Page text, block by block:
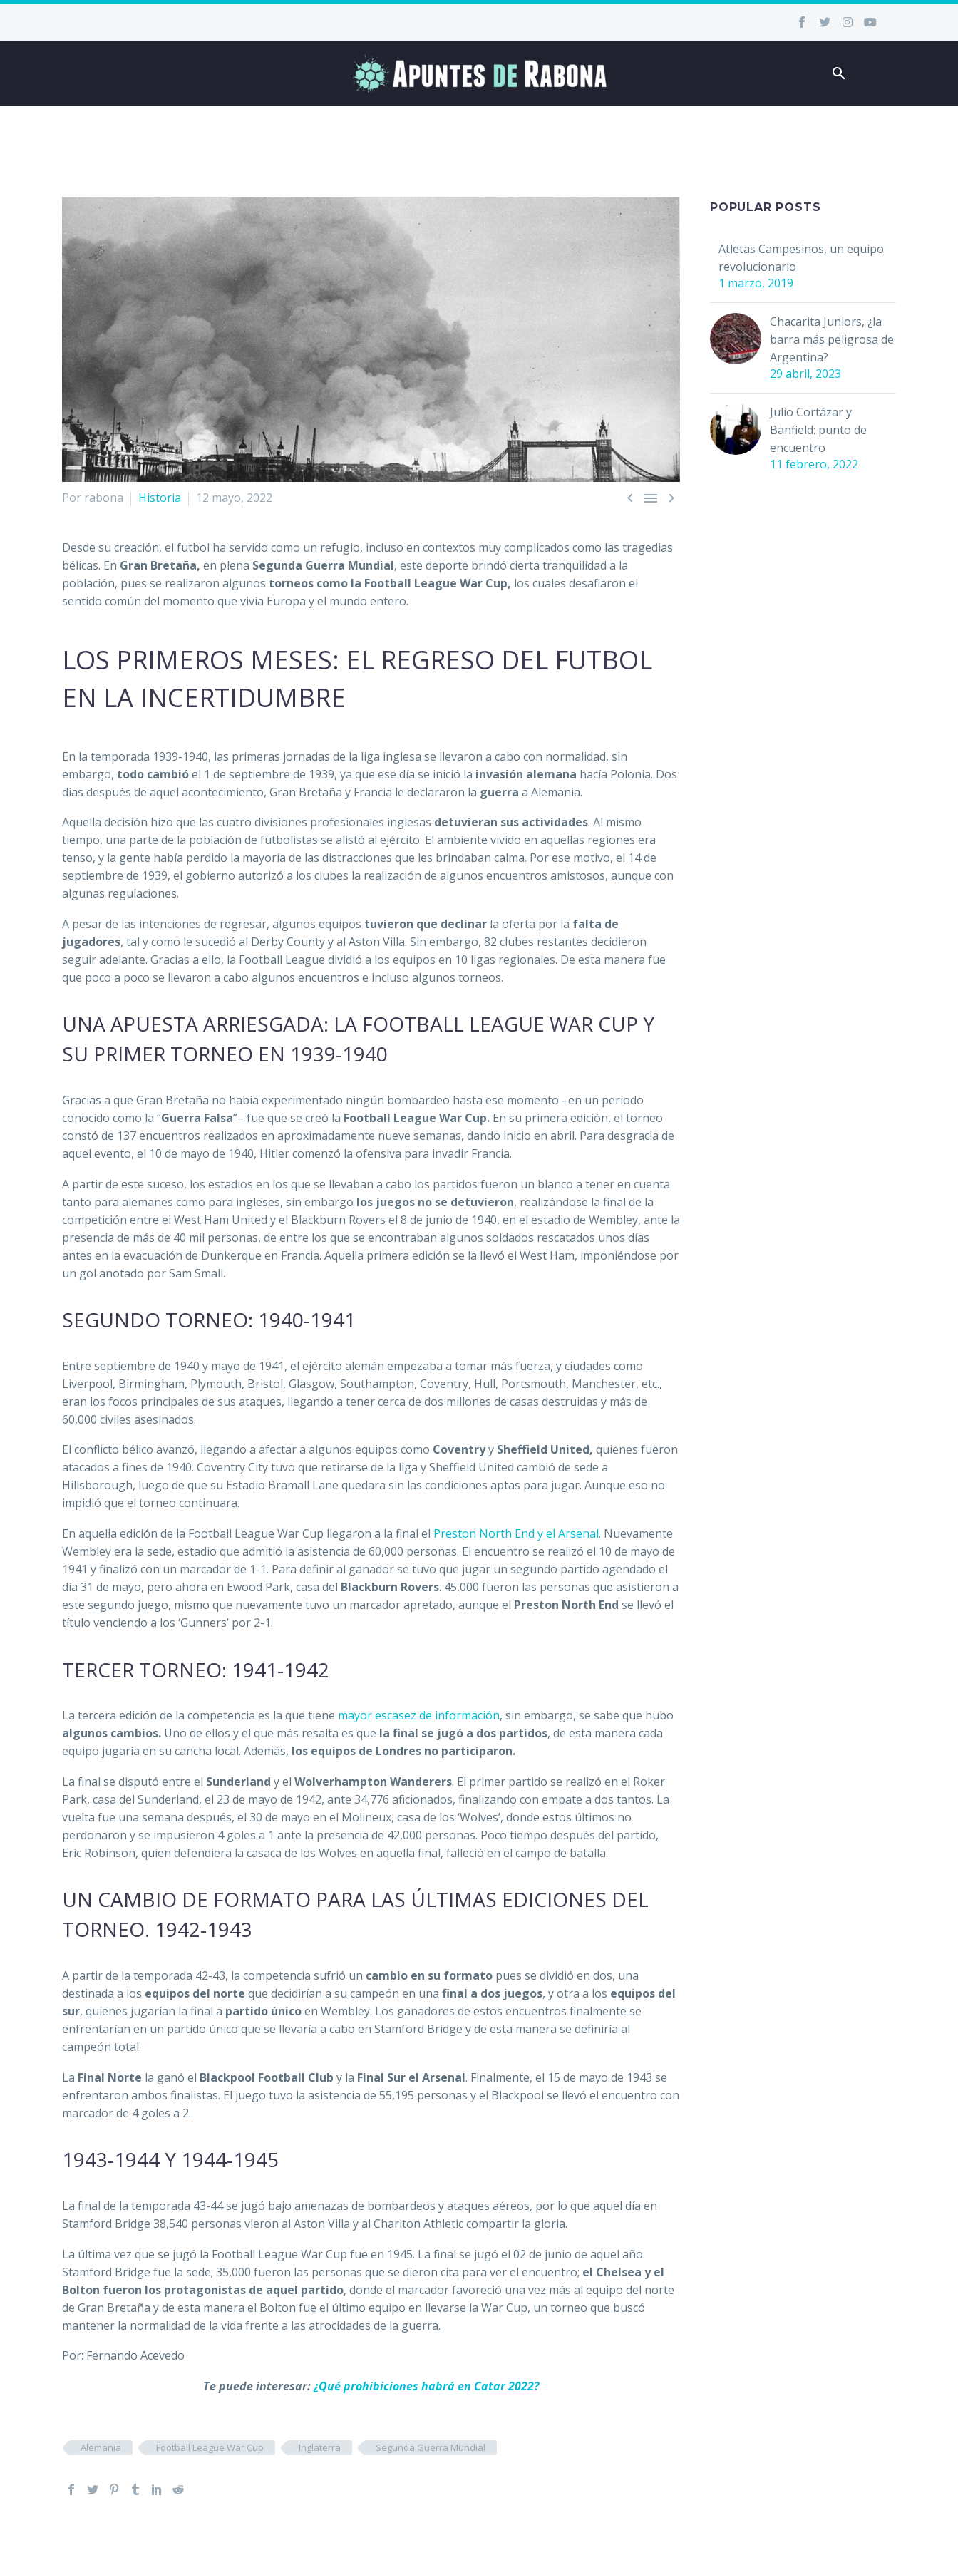
  
Por rabona Historia 12 mayo, 2022
Desde su creación, el futbol ha servido como un refugio, incluso en contextos muy complicados como las tragedias
bélicas. En Gran Bretaña, en plena Segunda Guerra Mundial, este deporte brindó cierta tranquilidad a la
población, pues se realizaron algunos torneos como la Football League War Cup, los cuales desafiaron el
sentido común del momento que vivía Europa y el mundo entero.
LOS PRIMEROS MESES: EL REGRESO DEL FUTBOL
EN LA INCERTIDUMBRE
En la temporada 1939-1940, las primeras jornadas de la liga inglesa se llevaron a cabo con normalidad, sin
embargo, todo cambióel 1 de septiembre de 1939, ya que ese día se inició la invasión alemana hacía Polonia. Dos
días después de aquel acontecimiento, Gran Bretaña y Francia le declararon la guerra a Alemania.
Aquella decisión hizo que las cuatro divisiones profesionales inglesas detuvieran sus actividades. Al mismo
tiempo, una parte de la población de futbolistas se alistó al ejército. El ambiente vivido en aquellas regiones era
tenso, y la gente había perdido la mayoría de las distracciones que les brindaban calma. Por ese motivo, el 14 de
septiembre de 1939, el gobierno autorizó a los clubes la realización de algunos encuentros amistosos, aunque con
algunas regulaciones.
A pesar de las intenciones de regresar, algunos equipos tuvieron que declinar la oferta por la falta de
jugadores, tal y como le sucedió al Derby County y al Aston Villa. Sin embargo, 82 clubes restantes decidieron
seguir adelante. Gracias a ello, la Football League dividió a los equipos en 10 ligas regionales. De esta manera fue
que poco a poco se llevaron a cabo algunos encuentros e incluso algunos torneos.
UNA APUESTA ARRIESGADA: LA FOOTBALL LEAGUE WAR CUP Y
SU PRIMER TORNEO EN 1939-1940
Gracias a que Gran Bretaña no había experimentado ningún bombardeo hasta ese momento –en un periodo
conocido como la “Guerra Falsa”– fue que se creó la Football League War Cup. En su primera edición, el torneo
constó de 137 encuentros realizados en aproximadamente nueve semanas, dando inicio en abril. Para desgracia de
aquel evento, el 10 de mayo de 1940, Hitler comenzó la ofensiva para invadir Francia.
A partir de este suceso, los estadios en los que se llevaban a cabo los partidos fueron un blanco a tener en cuenta
tanto para alemanes como para ingleses, sin embargo los juegos no se detuvieron, realizándose la final de la
competición entre el West Ham United y el Blackburn Rovers el 8 de junio de 1940, en el estadio de Wembley, ante la
presencia de más de 40 mil personas, de entre los que se encontraban algunos soldados rescatados unos días
antes en la evacuación de Dunkerque en Francia. Aquella primera edición se la llevó el West Ham, imponiéndose por
un gol anotado por Sam Small.
SEGUNDO TORNEO: 1940-1941
Entre septiembre de 1940 y mayo de 1941, el ejército alemán empezaba a tomar más fuerza, y ciudades como
Liverpool, Birmingham, Plymouth, Bristol, Glasgow, Southampton, Coventry, Hull, Portsmouth, Manchester, etc.,
eran los focos principales de sus ataques, llegando a tener cerca de dos millones de casas destruidas y más de
60,000 civiles asesinados.
El conflicto bélico avanzó, llegando a afectar a algunos equipos como Coventryy Sheffield United, quienes fueron
atacados a fines de 1940. Coventry City tuvo que retirarse de la liga y Sheffield United cambió de sede a
Hillsborough, luego de que su Estadio Bramall Lane quedara sin las condiciones aptas para jugar. Aunque eso no
impidió que el torneo continuara.
En aquella edición de la Football League War Cup llegaron a la final el Preston North End y el Arsenal. Nuevamente
Wembley era la sede, estadio que admitió la asistencia de 60,000 personas. El encuentro se realizó el 10 de mayo de
1941 y finalizó con un marcador de 1-1. Para definir al ganador se tuvo que jugar un segundo partido agendado el
día 31 de mayo, pero ahora en Ewood Park, casa del Blackburn Rovers. 45,000 fueron las personas que asistieron a
este segundo juego, mismo que nuevamente tuvo un marcador apretado, aunque el Preston North End se llevó el
título venciendo a los ‘Gunners’ por 2-1.
TERCER TORNEO: 1941-1942
La tercera edición de la competencia es la que tiene mayor escasez de información, sin embargo, se sabe que hubo
algunos cambios. Uno de ellos y el que más resalta es que la final se jugó a dos partidos, de esta manera cada
equipo jugaría en su cancha local. Además, los equipos de Londres no participaron.
La final se disputó entre el Sunderland y el Wolverhampton Wanderers. El primer partido se realizó en el Roker
Park, casa del Sunderland, el 23 de mayo de 1942, ante 34,776 aficionados, finalizando con empate a dos tantos. La
vuelta fue una semana después, el 30 de mayo en el Molineux, casa de los ‘Wolves’, donde estos últimos no
perdonaron y se impusieron 4 goles a 1 ante la presencia de 42,000 personas. Poco tiempo después del partido,
Eric Robinson, quien defendiera la casaca de los Wolves en aquella final, falleció en el campo de batalla.
UN CAMBIO DE FORMATO PARA LAS ÚLTIMAS EDICIONES DEL
TORNEO. 1942-1943
A partir de la temporada 42-43, la competencia sufrió un cambio en su formato pues se dividió en dos, una
destinada a los equipos del norte que decidirían a su campeón en una final a dos juegos, y otra a los equipos del
sur, quienes jugarían la final a partido únicoen Wembley. Los ganadores de estos encuentros finalmente se
enfrentarían en un partido único que se llevaría a cabo en Stamford Bridge y de esta manera se definiría al
campeón total.
La Final Norte la ganó el Blackpool Football Club y la Final Sur el Arsenal. Finalmente, el 15 de mayo de 1943 se
enfrentaron ambos finalistas. El juego tuvo la asistencia de 55,195 personas y el Blackpool se llevó el encuentro con
marcador de 4 goles a 2.
1943-1944 Y 1944-1945
La final de la temporada 43-44 se jugó bajo amenazas de bombardeos y ataques aéreos, por lo que aquel día en
Stamford Bridge 38,540 personas vieron al Aston Villa y al Charlton Athletic compartir la gloria.
La última vez que se jugó la Football League War Cup fue en 1945. La final se jugó el 02 de junio de aquel año.
Stamford Bridge fue la sede; 35,000 fueron las personas que se dieron cita para ver el encuentro; el Chelsea y el
Bolton fueron los protagonistas de aquel partido, donde el marcador favoreció una vez más al equipo del norte
de Gran Bretaña y de esta manera el Bolton fue el último equipo en llevarse la War Cup, un torneo que buscó
mantener la normalidad de la vida frente a las atrocidades de la guerra.
Por: Fernando Acevedo
Te puede interesar:¿Qué prohibiciones habrá en Catar 2022?
Alemania Football League War Cup Inglaterra Segunda Guerra Mundial
POPULAR POSTS
Atletas Campesinos, un equipo
revolucionario
1 marzo, 2019
Chacarita Juniors, ¿la
barra más peligrosa de
Argentina?
29 abril, 2023
Julio Cortázar y
Banfield: punto de
encuentro
11 febrero, 2022